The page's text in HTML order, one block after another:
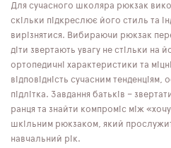
Для сучасного школяра рюкзак
скільки підкреслює його стиль та
вирізнятися. Вибираючи рюкзак
діти звертають увагу не стільки на
ортопедичні характеристики та
відповідність сучасним тенденціям,
підлітка. Завдання батьків –
ранця та знайти компроміс між
шкільним рюкзаком, який
навчальний рік.